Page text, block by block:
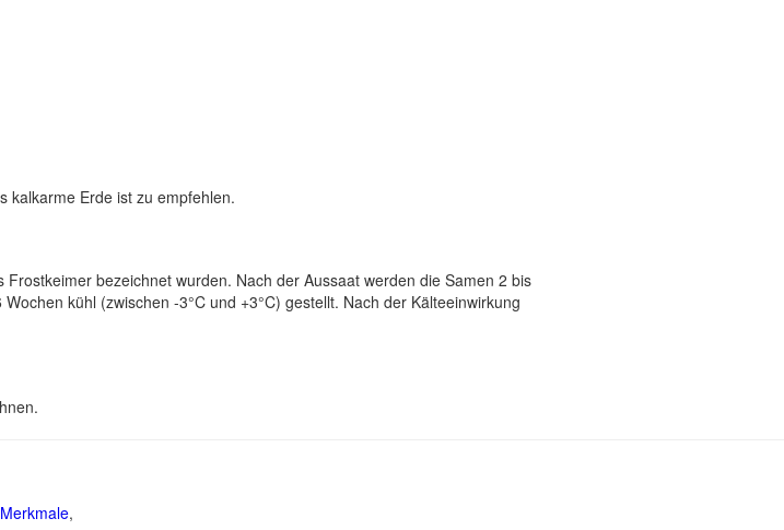
kalkarme Erde ist zu empfehlen.
bezeichnet wurden. Nach der Aussaat werden die Samen 2 bis
kühl (zwischen -3°C und +3°C) gestellt. Nach der Kälteeinwirkung
,